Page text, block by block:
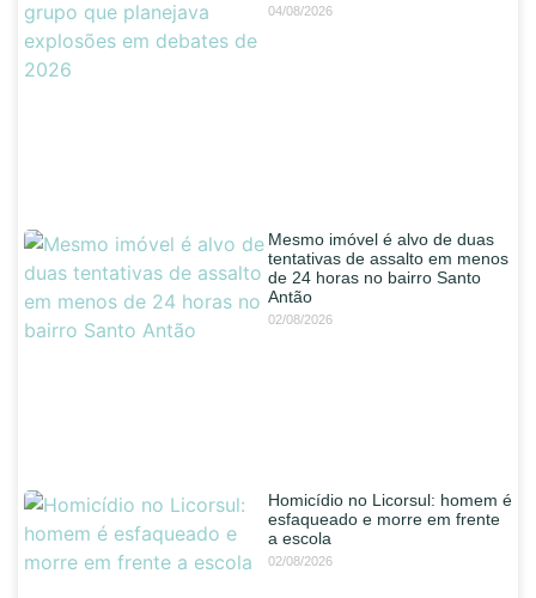
04/08/2026
Mesmo imóvel é alvo de duas
tentativas de assalto em menos
de 24 horas no bairro Santo
Antão
02/08/2026
Homicídio no Licorsul: homem é
esfaqueado e morre em frente
a escola
02/08/2026